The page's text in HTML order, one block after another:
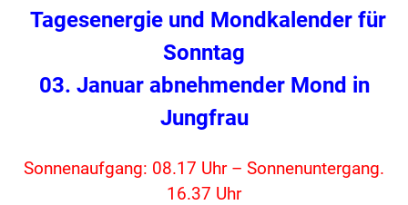
Tagesenergie und Mondkalender für
Sonntag
03. Januar abnehmender Mond in
Jungfrau
Sonnenaufgang: 08.17 Uhr – Sonnenuntergang.
16.37 Uhr